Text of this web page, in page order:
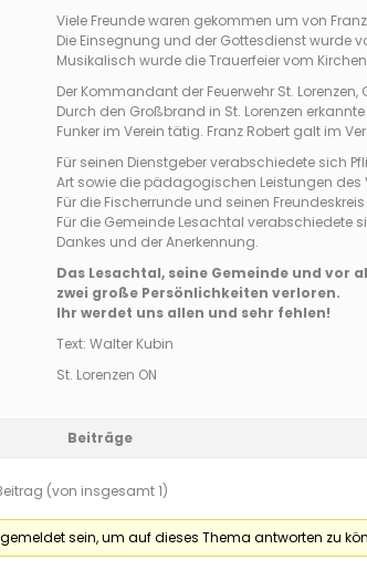
Viele Freunde waren gekommen um von
Die Einsegnung und der Gottesdienst wurde
Musikalisch wurde die Trauerfeier vom
Der Kommandant der Feuerwehr St.
Durch den Großbrand in St. Lorenzen
Funker im Verein tätig. Franz Robert galt im
Für seinen Dienstgeber verabschiedete sich
Art sowie die pädagogischen Leistungen des
Für die Fischerrunde und seinen
Für die Gemeinde Lesachtal verabschiedete
Dankes und der Anerkennung.
Das Lesachtal, seine Gemeinde und vor
zwei große Persönlichkeiten verloren.
Ihr werdet uns allen und sehr fehlen!
Text: Walter Kubin
St. Lorenzen ON
Beiträge
(von insgesamt 1)
sein, um auf dieses Thema antworten zu